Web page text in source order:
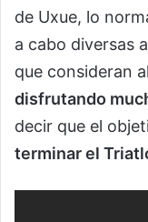
de Uxue, lo
a cabo diversas
que consideran
disfrutando
decir que el
terminar el